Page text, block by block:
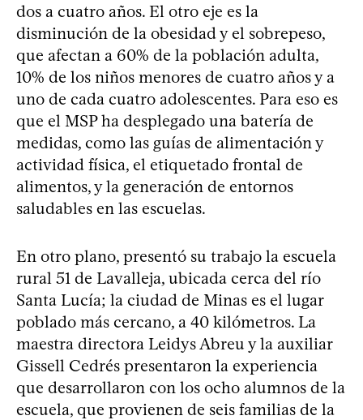
dos a cuatro años. El otro eje es la
disminución de la obesidad y el sobrepeso,
que afectan a 60% de la población adulta,
10% de los niños menores de cuatro años y a
uno de cada cuatro adolescentes. Para eso es
que el MSP ha desplegado una batería de
medidas, como las guías de alimentación y
actividad física, el etiquetado frontal de
alimentos, y la generación de entornos
saludables en las escuelas.
En otro plano, presentó su trabajo la escuela
rural 51 de Lavalleja, ubicada cerca del río
Santa Lucía; la ciudad de Minas es el lugar
poblado más cercano, a 40 kilómetros. La
maestra directora Leidys Abreu y la auxiliar
Gissell Cedrés presentaron la experiencia
que desarrollaron con los ocho alumnos de la
escuela, que provienen de seis familias de la